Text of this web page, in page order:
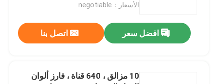
فارز لون السمسم
فارز لون المكسرات
الأسعار：negotiable
افضل سعر اتصل بنا
10 مزالق ، 640 قناة ، فارز ألوان